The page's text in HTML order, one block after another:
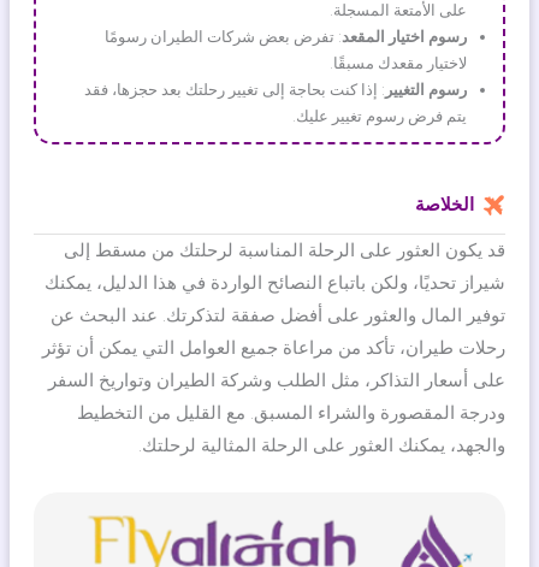
على الأمتعة المسجلة.
رسوم اختيار المقعد: تفرض بعض شركات الطيران رسومًا
لاختيار مقعدك مسبقًا.
رسوم التغيير : إذا كنت بحاجة إلى تغيير رحلتك بعد حجزها، فقد
يتم فرض رسوم تغيير عليك.
الخلاصة
قد يكون العثور على الرحلة المناسبة لرحلتك من مسقط إلى
شيراز تحديًا، ولكن باتباع النصائح الواردة في هذا الدليل، يمكنك
توفير المال والعثور على أفضل صفقة لتذكرتك. عند البحث عن
رحلات طيران، تأكد من مراعاة جميع العوامل التي يمكن أن تؤثر
على أسعار التذاكر، مثل الطلب وشركة الطيران وتواريخ السفر
ودرجة المقصورة والشراء المسبق. مع القليل من التخطيط
والجهد، يمكنك العثور على الرحلة المثالية لرحلتك.